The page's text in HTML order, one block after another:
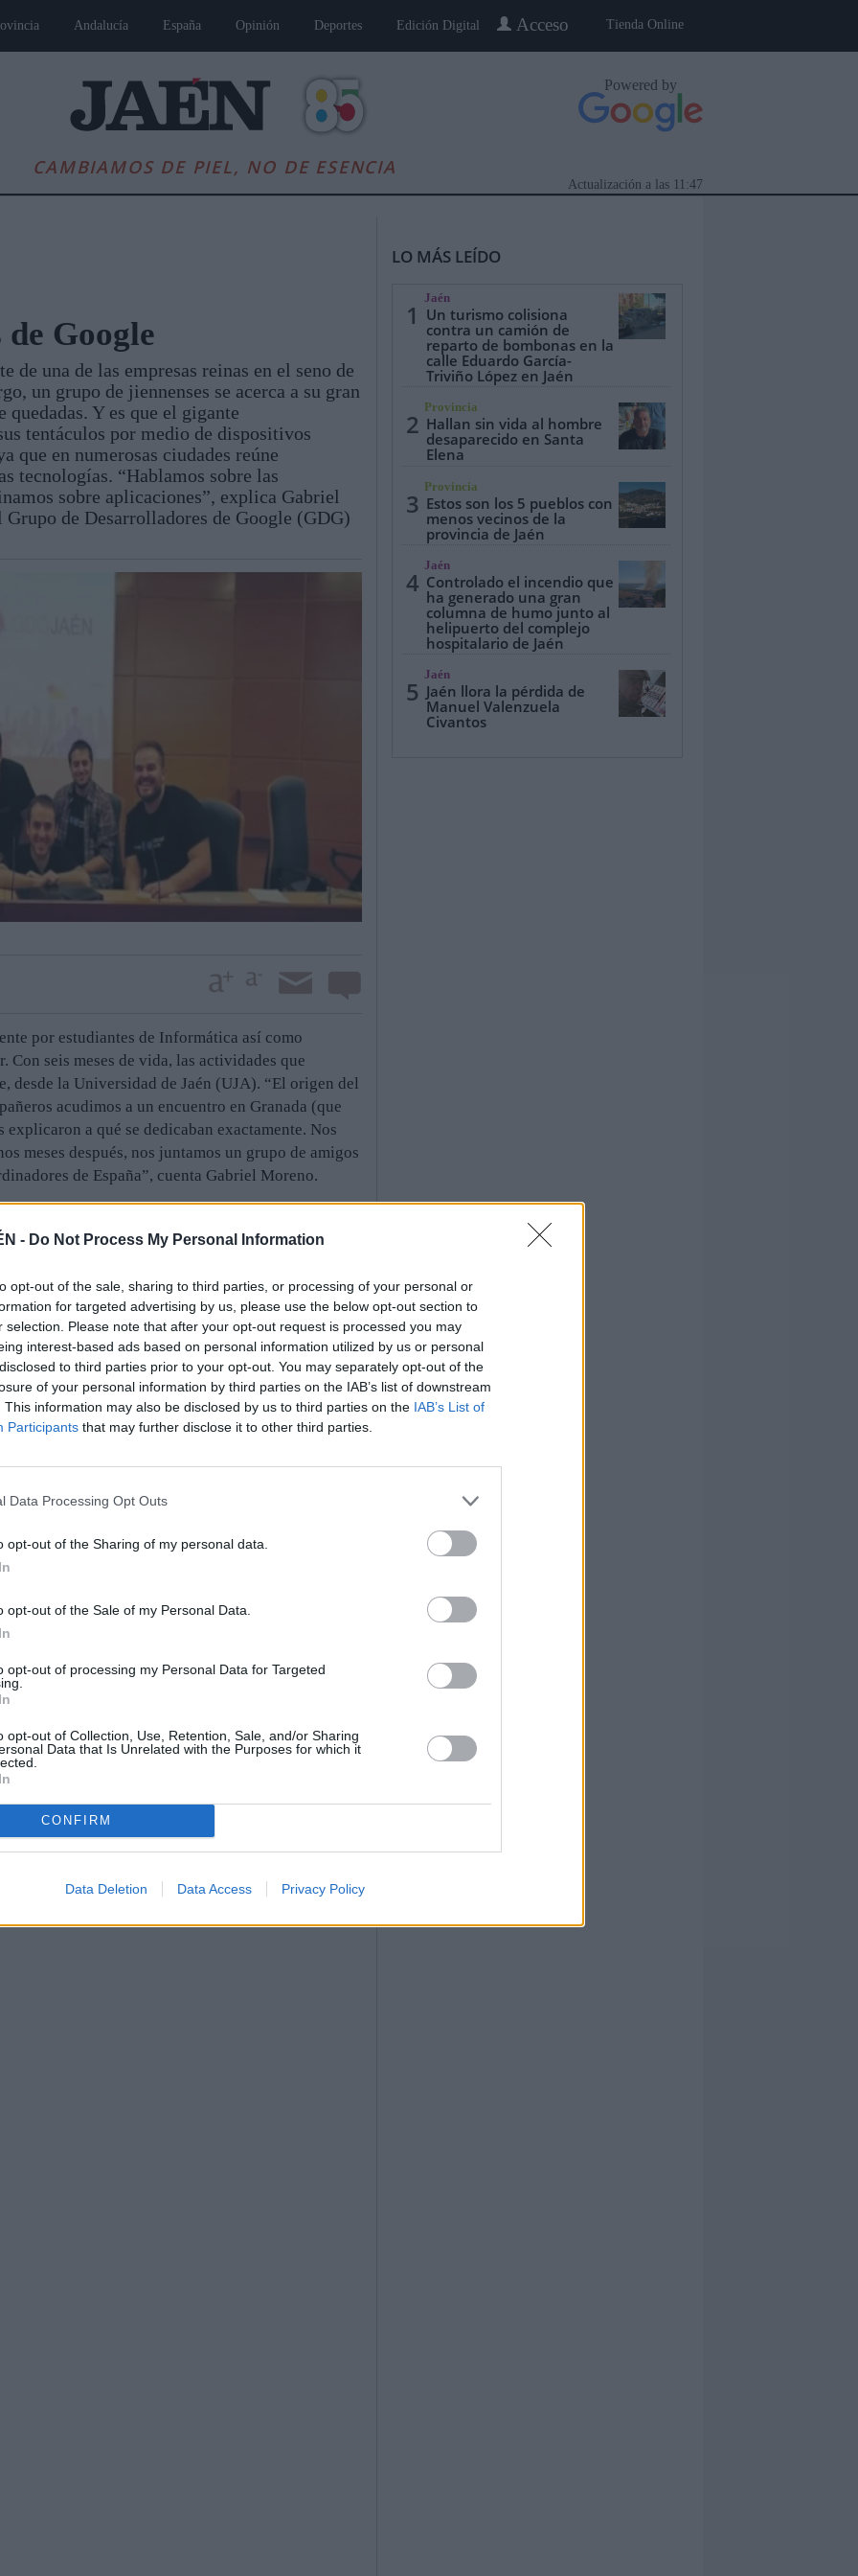
- Do Not Process My Personal Information
opt-out of the sale, sharing to third parties, or processing of your personal or
for targeted advertising by us, please use the below opt-out section to
selection. Please note that after your opt-out request is processed you may
interest-based ads based on personal information utilized by us or personal
to third parties prior to your opt-out. You may separately opt-out of the
of your personal information by third parties on the IAB’s list of downstream
This information may also be disclosed by us to third parties on the IAB’s List of
Participants that may further disclose it to other third parties.
Data Processing Opt Outs
opt-out of the Sharing of my personal data.
opt-out of the Sale of my Personal Data.
opt-out of processing my Personal Data for Targeted
opt-out of Collection, Use, Retention, Sale, and/or Sharing
Data that Is Unrelated with the Purposes for which it
CONFIRM
Data Deletion Data Access Privacy Policy
Tienda Online
Acceso
Andalucía España Opinión Deportes Edición Digital
CAMBIAMOS DE PIEL, NO DE ESENCIA
Powered by
11:47
Actualización a las
Andalucía Internacional Opinión Cultura Deportes Jaén, Pueblo a Pueblo Gente
Google
de una de las empresas reinas en el seno de
un grupo de jiennenses se acerca a su gran
Y es que el gigante
tentáculos por medio de dispositivos
que en numerosas ciudades reúne
tecnologías. “Hablamos sobre las
sobre aplicaciones”, explica Gabriel
de Desarrolladores de Google (GDG)
por estudiantes de Informática así como
Con seis meses de vida, las actividades que
desde la Universidad de Jaén (UJA). “El origen del
acudimos a un encuentro en Granada (que
a qué se dedicaban exactamente. Nos
meses después, nos juntamos un grupo de amigos
de España”, cuenta Gabriel Moreno.
jiennenses debieron enviar todo tipo de
y crearse como tal. “Recuerdo que el primer
de programación y desarrollo. A partir de
a organizar talleres y a quedar los viernes”,
de la Universidad que forman parte del
está abierto a cualquier amante de las nuevas
medio y superior.
participado en una de las charlas que organiza
de las nuevas tecnologías. “Hace unos meses
en San Francisco vía ‘streaming’ desde la
las conocidas ‘Google glass’ y sorteamos
delante, Moreno adelanta que trabajan en la
como “Devfest”, que se celebrará en noviembre.
partes de España, entre ellos la persona que
y varias sorpresas”, dice.
citas, Gabriel Moreno apunta que Google les
así como con el material promocional. “La mayor
patrocinadores”, subraya. En cualquier
abrirse para crear redes y contactos entre
de las pretensiones del GDG es crear la idea de
y formar empresas de este tipo.
qué tenemos que irnos fuera aún cuando tenemos
para autopreguntarse que, quizá, el problema esté
nuevo. “Creemos que a corto plazo no se
que rompamos esta creencia”.
LO MÁS LEÍDO
1
Jaén
Un turismo colisiona
contra un camión de
reparto de bombonas en la
calle Eduardo García-
Triviño López en Jaén
2
Provincia
Hallan sin vida al hombre
desaparecido en Santa
Elena
3
Provincia
Estos son los 5 pueblos con
menos vecinos de la
provincia de Jaén
4
Jaén
Controlado el incendio que
ha generado una gran
columna de humo junto al
helipuerto del complejo
hospitalario de Jaén
5
Jaén
Jaén llora la pérdida de
Manuel Valenzuela
Civantos